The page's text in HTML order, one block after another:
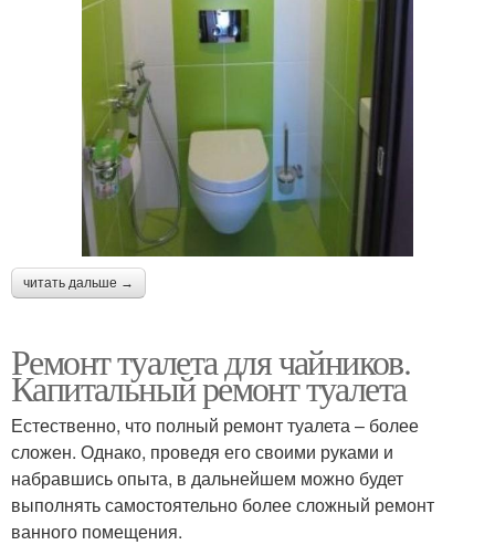
читать дальше →
Ремонт туалета для чайников.
Капитальный ремонт туалета
Естественно, что полный ремонт туалета – более
сложен. Однако, проведя его своими руками и
набравшись опыта, в дальнейшем можно будет
выполнять самостоятельно более сложный ремонт
ванного помещения.